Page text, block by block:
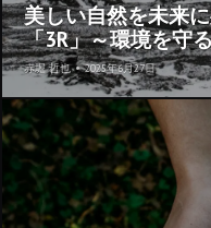
美しい自然を未来
「3R」～環境を守
赤堀 哲也 • 2025年6月27日